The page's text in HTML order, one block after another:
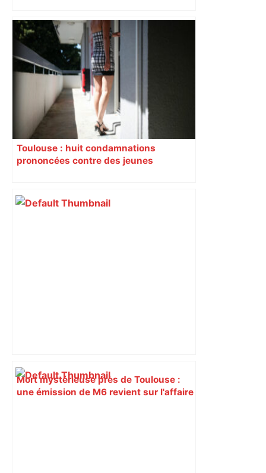
Bilan du marché du logement neuf :
une lueur d'espoir pour l'immobilier à
Toulouse ? – Actu.fr
Toulouse : huit condamnations
prononcées contre des jeunes
Mort mystérieuse près de Toulouse :
une émission de M6 revient sur l'affaire